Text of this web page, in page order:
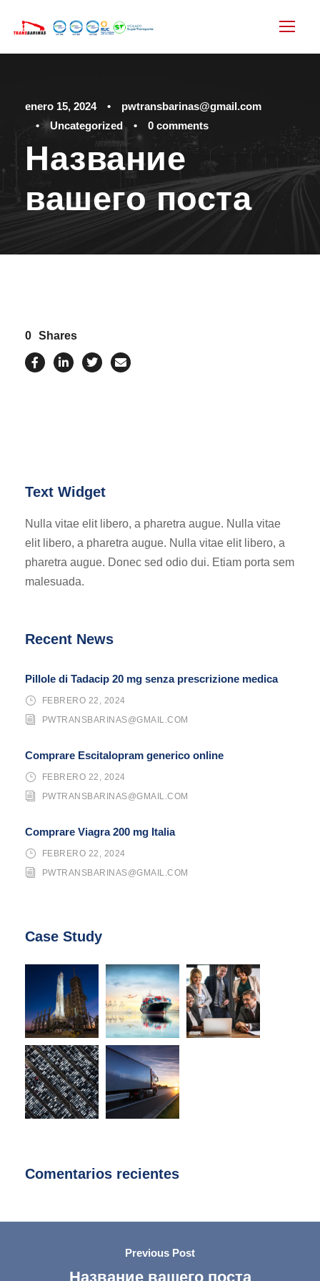
enero 15, 2024 •
pwtransbarinas@gmail.com
•
Uncategorized • 0 comments
Название
вашего поста
0 Shares
Text Widget
Nulla vitae elit libero, a pharetra augue. Nulla vitae
elit libero, a pharetra augue. Nulla vitae elit libero, a
pharetra augue. Donec sed odio dui. Etiam porta sem
malesuada.
Recent News
Pillole di Tadacip 20 mg senza prescrizione medica
FEBRERO 22, 2024
PWTRANSBARINAS@GMAIL.COM
Comprare Escitalopram generico online
FEBRERO 22, 2024
PWTRANSBARINAS@GMAIL.COM
Comprare Viagra 200 mg Italia
FEBRERO 22, 2024
PWTRANSBARINAS@GMAIL.COM
Case Study
Comentarios recientes
Previous Post
Название вашего поста